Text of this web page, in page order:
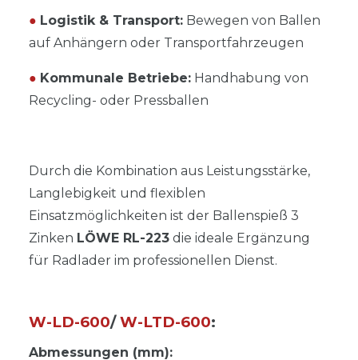
● Logistik & Transport: Bewegen von Ballen
auf Anhängern oder Transportfahrzeugen
● Kommunale Betriebe: Handhabung von
Recycling- oder Pressballen
Durch die Kombination aus Leistungsstärke,
Langlebigkeit und flexiblen
Einsatzmöglichkeiten ist der Ballenspieß 3
Zinken LÖWE RL-223 die ideale Ergänzung
für Radlader im professionellen Dienst.
W-LD-600/W-LTD-600:
Abmessungen (mm):